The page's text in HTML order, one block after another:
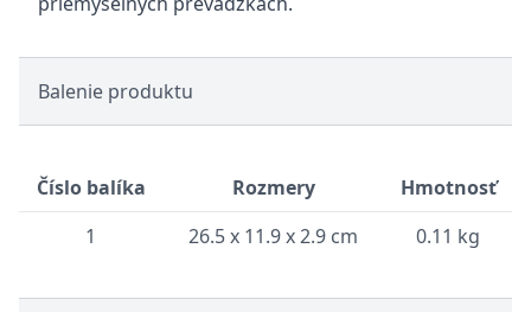
Balenie produktu
Číslo balíka Rozmery
Hmotnosť
1
26.5 x 11.9 x 2.9 cm 0.11 kg